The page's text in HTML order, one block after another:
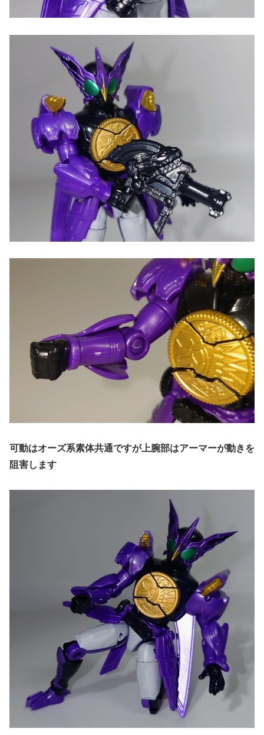
可動はオーズ系素体共通ですが上腕部はアーマーが動きを
阻害します